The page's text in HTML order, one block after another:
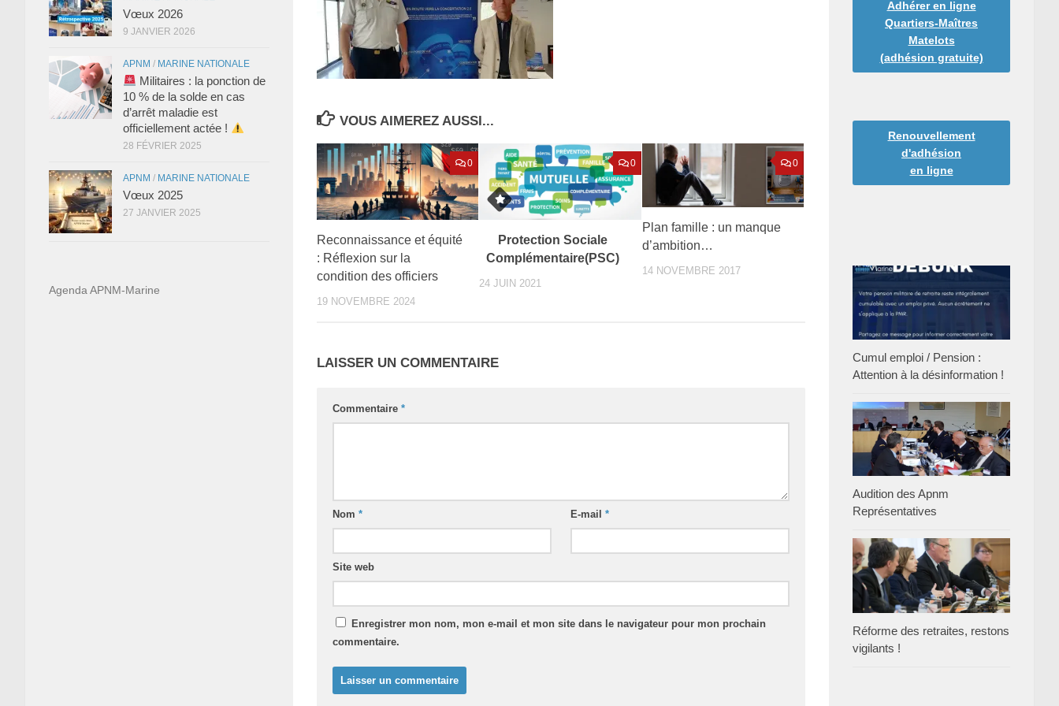
VOUS AIMEREZ AUSSI...
0
Reconnaissance et équité
: Réflexion sur la
condition des officiers
19 NOVEMBRE 2024
0
Protection Sociale
Complémentaire(PSC)
24 JUIN 2021
0
Plan famille : un manque
d’ambition…
14 NOVEMBRE 2017
LAISSER UN COMMENTAIRE
Commentaire *
Nom * E-mail *
Site web
Enregistrer mon nom, mon e-mail et mon site dans le navigateur pour mon prochain
commentaire.
Vœux 2026
9 JANVIER 2026
APNM / MARINE NATIONALE
Militaires : la ponction de
10 % de la solde en cas
d’arrêt maladie est
officiellement actée !
28 FÉVRIER 2025
APNM / MARINE NATIONALE
Vœux 2025
27 JANVIER 2025
Agenda APNM-Marine
Adhérer en ligne
Quartiers-Maîtres
Matelots
(adhésion gratuite)
Renouvellement
d'adhésion
en ligne
Cumul emploi / Pension :
Attention à la désinformation !
Audition des Apnm
Représentatives
Réforme des retraites, restons
vigilants !